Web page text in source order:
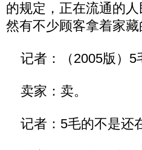
的规定，正在流通的
然有不少顾客拿着家藏
记者：（2005版）5
卖家：卖。
记者：5毛的不是还